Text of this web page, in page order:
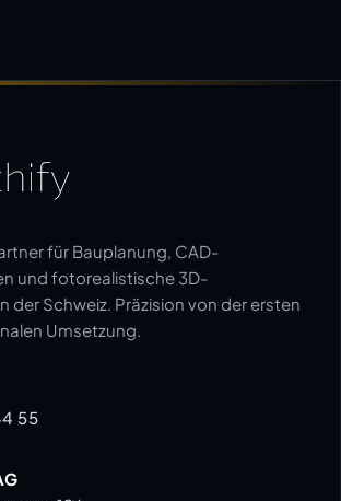
für Bauplanung, CAD-
und fotorealistische 3D-
der Schweiz. Präzision von der ersten
Umsetzung.
55